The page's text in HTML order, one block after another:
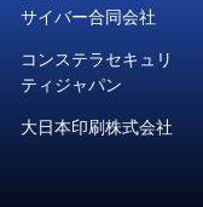
サイバー合同会社
コンステラセキュリ
ティジャパン
大日本印刷株式会社